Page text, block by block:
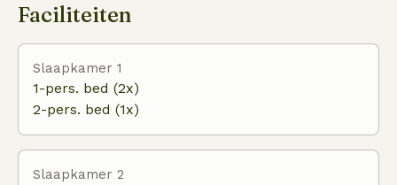
generaties lang deel uitmaakt van het leven in
Faciliteiten
Slaapkamer 1
1-pers. bed (2x)
2-pers. bed (1x)
Slaapkamer 2